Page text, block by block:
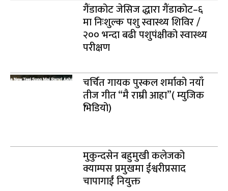
गैंडाकोट जेसिज द्धारा गैंडाकोट–६
मा निःशुल्क पशु स्वास्थ्य शिविर /
२०० भन्दा बढी पशुपंक्षीको स्वास्थ्य
परीक्षण
चर्चित गायक पुस्कल शर्माको नयाँ
तीज गीत “मै राम्री आहा”( म्युजिक
भिडियो)
मुकुन्दसेन बहुमुखी कलेजको
क्याम्पस प्रमुखमा ईश्वरीप्रसाद
चापागाईं नियुक्त